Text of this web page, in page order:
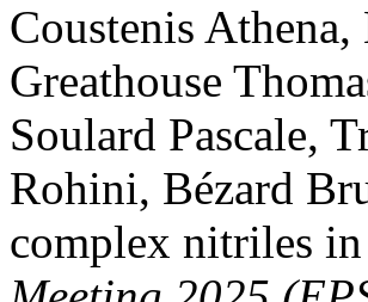
Coustenis Athena,
Greathouse
Soulard Pascale,
Rohini, Bézard
complex nitriles in